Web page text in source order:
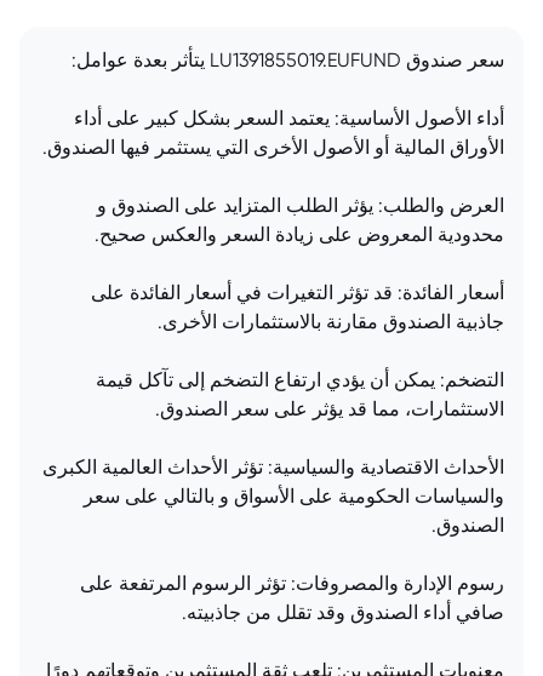
سعر صندوق LU1391855019.EUFUND يتأثر بعدة عوامل:
أداء الأصول الأساسية: يعتمد السعر بشكل كبير على أداء
الأوراق المالية أو الأصول الأخرى التي يستثمر فيها الصندوق.
العرض والطلب: يؤثر الطلب المتزايد على الصندوق و
محدودية المعروض على زيادة السعر والعكس صحيح.
أسعار الفائدة: قد تؤثر التغيرات في أسعار الفائدة على
جاذبية الصندوق مقارنة بالاستثمارات الأخرى.
التضخم: يمكن أن يؤدي ارتفاع التضخم إلى تآكل قيمة
الاستثمارات، مما قد يؤثر على سعر الصندوق.
الأحداث الاقتصادية والسياسية: تؤثر الأحداث العالمية الكبرى
والسياسات الحكومية على الأسواق و بالتالي على سعر
الصندوق.
رسوم الإدارة والمصروفات: تؤثر الرسوم المرتفعة على
صافي أداء الصندوق وقد تقلل من جاذبيته.
معنويات المستثمرين: تلعب ثقة المستثمرين وتوقعاتهم دورًا